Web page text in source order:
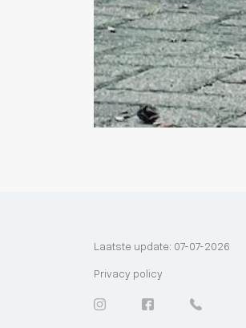
Laatste update: 07-07-2026
Privacy policy